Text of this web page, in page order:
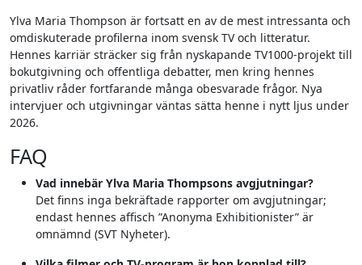
Ylva Maria Thompson är fortsatt en av de mest intressanta och
omdiskuterade profilerna inom svensk TV och litteratur.
Hennes karriär sträcker sig från nyskapande TV1000-projekt till
bokutgivning och offentliga debatter, men kring hennes
privatliv råder fortfarande många obesvarade frågor. Nya
intervjuer och utgivningar väntas sätta henne i nytt ljus under
2026.
FAQ
Vad innebär Ylva Maria Thompsons avgjutningar?
Det finns inga bekräftade rapporter om avgjutningar;
endast hennes affisch ”Anonyma Exhibitionister” är
omnämnd (SVT Nyheter).